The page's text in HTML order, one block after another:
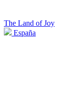
The Land of Joy
España